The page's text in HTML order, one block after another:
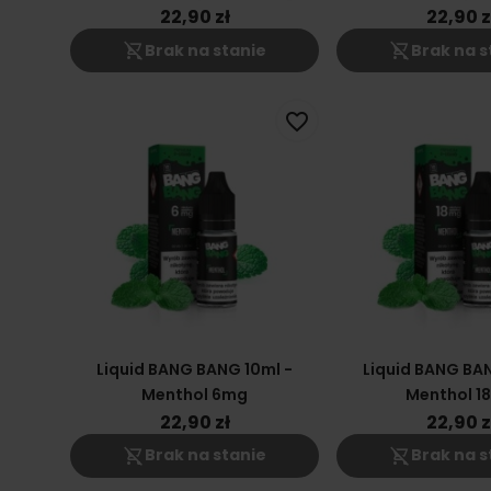
22,90 zł
shopping_cart_off Brak na stanie
22,90
shopping_cart_off Brak na
Liquid BANG BANG 10ml -
Menthol 6mg
22,90 zł
shopping_cart_off Brak na stanie
favorite_border
Liquid BANG
Menthol
22,90
shopping_cart_off Brak na